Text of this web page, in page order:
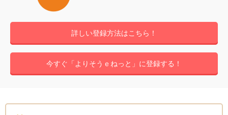
詳しい登録方法はこちら！
今すぐ「よりそうｅねっと」に登録する！